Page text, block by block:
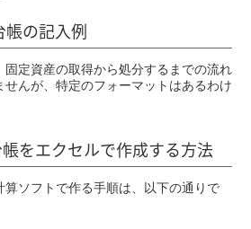
帳の記入例
固定資産の取得から処分するまでの流れ
せんが、特定のフォーマットはあるわけ
をエクセルで作成する方法
算ソフトで作る手順は、以下の通りで